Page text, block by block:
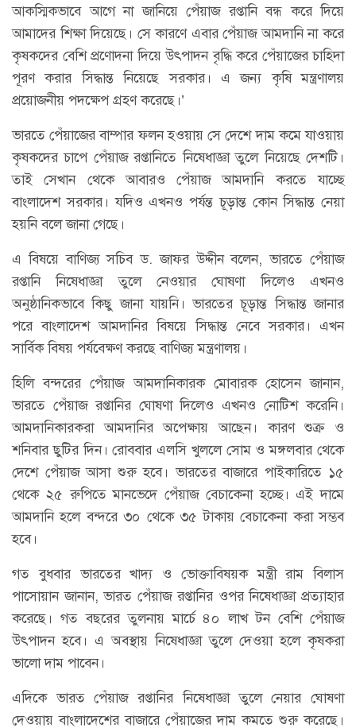
আকস্মিকভাবে আগে না জানিয়ে পেঁয়াজ রপ্তানি বন্ধ করে দিয়ে
আমাদের শিক্ষা দিয়েছে। সে কারণে এবার পেঁয়াজ আমদানি না করে
কৃষকদের বেশি প্রণোদনা দিয়ে উৎপাদন বৃদ্ধি করে পেঁয়াজের চাহিদা
পূরণ করার সিদ্ধান্ত নিয়েছে সরকার। এ জন্য কৃষি মন্ত্রণালয়
প্রয়োজনীয় পদক্ষেপ গ্রহণ করেছে।’
ভারতে পেঁয়াজের বাম্পার ফলন হওয়ায় সে দেশে দাম কমে যাওয়ায়
কৃষকদের চাপে পেঁয়াজ রপ্তানিতে নিষেধাজ্ঞা তুলে নিয়েছে দেশটি।
তাই সেখান থেকে আবারও পেঁয়াজ আমদানি করতে যাচ্ছে
বাংলাদেশ সরকার। যদিও এখনও পর্যন্ত চূড়ান্ত কোন সিদ্ধান্ত নেয়া
হয়নি বলে জানা গেছে।
এ বিষয়ে বাণিজ্য সচিব ড. জাফর উদ্দীন বলেন, ভারতে পেঁয়াজ
রপ্তানি নিষেধাজ্ঞা তুলে নেওয়ার ঘোষণা দিলেও এখনও
অনুষ্ঠানিকভাবে কিছু জানা যায়নি। ভারতের চূড়ান্ত সিদ্ধান্ত জানার
পরে বাংলাদেশ আমদানির বিষয়ে সিদ্ধান্ত নেবে সরকার। এখন
সার্বিক বিষয় পর্যবেক্ষণ করছে বাণিজ্য মন্ত্রণালয়।
হিলি বন্দরের পেঁয়াজ আমদানিকারক মোবারক হোসেন জানান,
ভারতে পেঁয়াজ রপ্তানির ঘোষণা দিলেও এখনও নোটিশ করেনি।
আমদানিকারকরা আমদানির অপেক্ষায় আছেন। কারণ শুক্র ও
শনিবার ছুটির দিন। রোববার এলসি খুললে সোম ও মঙ্গলবার থেকে
দেশে পেঁয়াজ আসা শুরু হবে। ভারতের বাজারে পাইকারিতে ১৫
থেকে ২৫ রুপিতে মানভেদে পেঁয়াজ বেচাকেনা হচ্ছে। এই দামে
আমদানি হলে বন্দরে ৩০ থেকে ৩৫ টাকায় বেচাকেনা করা সম্ভব
হবে।
গত বুধবার ভারতের খাদ্য ও ভোক্তাবিষয়ক মন্ত্রী রাম বিলাস
পাসোয়ান জানান, ভারত পেঁয়াজ রপ্তানির ওপর নিষেধাজ্ঞা প্রত্যাহার
করেছে। গত বছরের তুলনায় মার্চে ৪০ লাখ টন বেশি পেঁয়াজ
উৎপাদন হবে। এ অবস্থায় নিষেধাজ্ঞা তুলে দেওয়া হলে কৃষকরা
ভালো দাম পাবেন।
এদিকে ভারত পেঁয়াজ রপ্তানির নিষেধাজ্ঞা তুলে নেয়ার ঘোষণা
দেওয়ায় বাংলাদেশের বাজারে পেঁয়াজের দাম কমতে শুরু করেছে।